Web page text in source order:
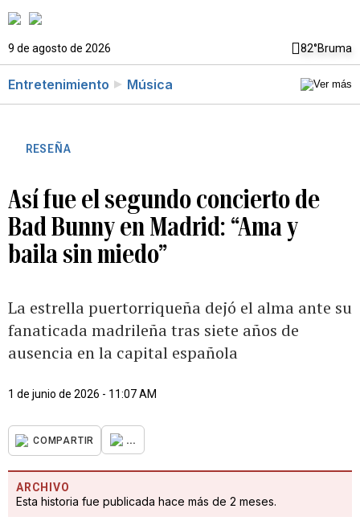
9 de agosto de 2026 82°Bruma
Entretenimiento Música
RESEÑA
Así fue el segundo concierto de
Bad Bunny en Madrid: “Ama y
baila sin miedo”
La estrella puertorriqueña dejó el alma ante su
fanaticada madrileña tras siete años de
ausencia en la capital española
1 de junio de 2026 - 11:07 AM
COMPARTIR ...
ARCHIVO
Esta historia fue publicada hace más de 2 meses.